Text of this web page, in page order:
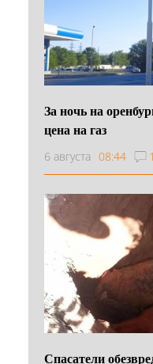
За ночь на
цена на газ
6 августа 08:44
Спасатели